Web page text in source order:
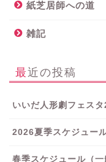
紙芝居師への道
雑記
最近の投稿
いいだ人形劇フェス
2026夏季スケジュー
春季スケジュール（一